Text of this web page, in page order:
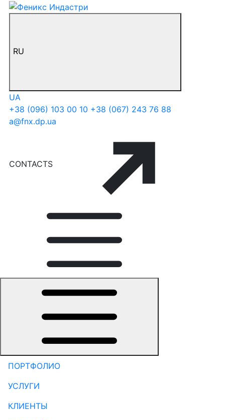
RU
UA
+38 (096) 103 00 10 +38 (067) 243 76 88
a@fnx.dp.ua
CONTACTS
ПОРТФОЛИО
УСЛУГИ
КЛИЕНТЫ